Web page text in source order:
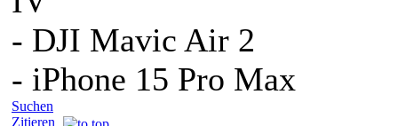
- DJI Mavic Air 2
- iPhone 15 Pro Max
Suchen
Zitieren